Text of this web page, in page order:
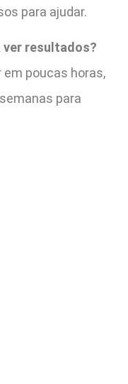
para ajudar.
ver resultados?
poucas horas,
para